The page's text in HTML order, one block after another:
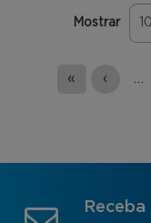
Mostrar
« ‹